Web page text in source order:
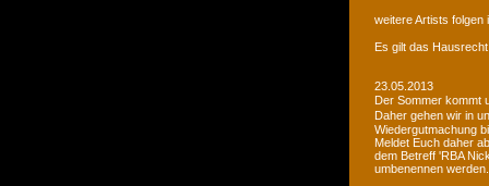
weitere Artists
Es gilt das
23.05.2013
Der Sommer kommt
Daher gehen wir in
Wiedergutmachung
Meldet Euch daher
dem Betreff 'RBA
umbenennen